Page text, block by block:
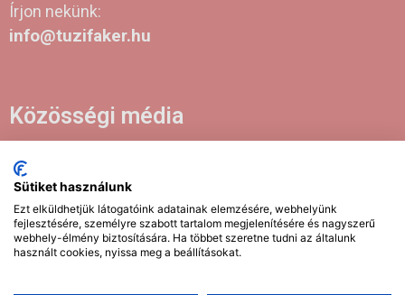
Írjon nekünk:
info@tuzifaker.hu
Közösségi média
2021-2026 Tuzifaker.hu | Tűzifa kereskedés | Minden jog
fenntartva!
EUTR SZÁM: AA5836732
Sütiket használunk
Ezt elküldhetjük látogatóink adatainak elemzésére, webhelyünk
fejlesztésére, személyre szabott tartalom megjelenítésére és nagyszerű
webhely-élmény biztosítására. Ha többet szeretne tudni az általunk
használt cookies, nyissa meg a beállításokat.